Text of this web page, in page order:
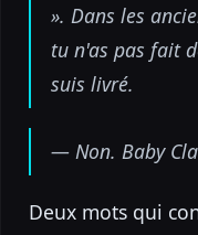
». Dans les
tu n'as pas fait
suis livré.
— Non. Baby
Deux mots qui